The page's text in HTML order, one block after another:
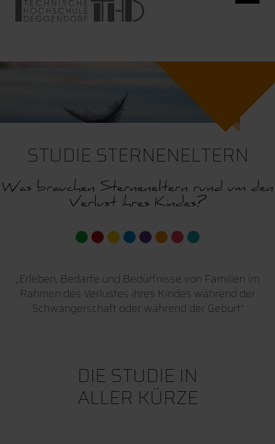
STUDIE STERNENELTERN
Was brauchen Sterneneltern rund um den
Verlust ihres Kindes?
„Erleben, Bedarfe und Bedürfnisse von Familien im
Rahmen des Verlustes ihres Kindes während der
Schwangerschaft oder während der Geburt“
DIE STUDIE IN
ALLER KÜRZE